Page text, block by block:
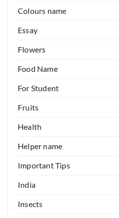
Colours name
Essay
Flowers
Food Name
For Student
Fruits
Health
Helper name
Important Tips
India
Insects